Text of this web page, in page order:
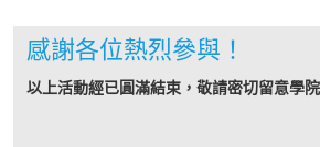
感謝各位熱烈參與！
以上活動經已圓滿結束，敬請密切留意學